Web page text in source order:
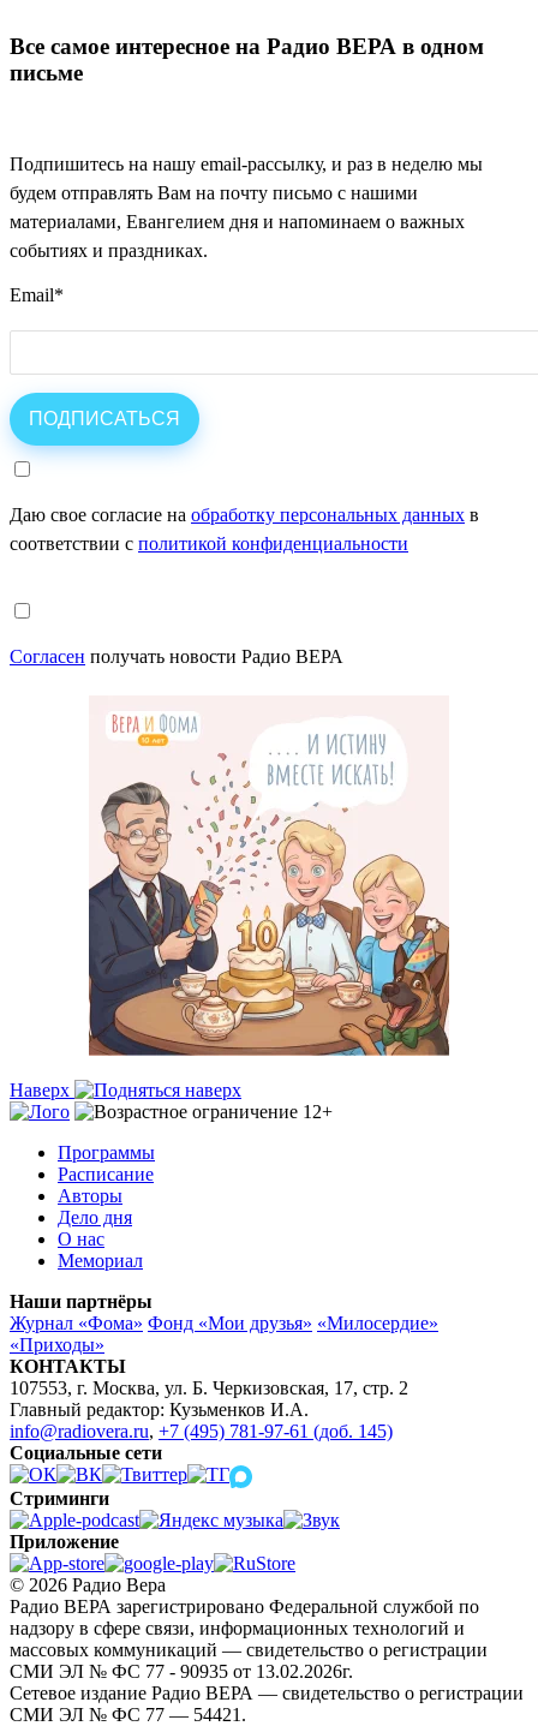
Все самое интересное на Радио ВЕРА в одном
письме
Подпишитесь на нашу email-рассылку, и раз в неделю мы
будем отправлять Вам на почту письмо с нашими
материалами, Евангелием дня и напоминаем о важных
событиях и праздниках.
Email*
Даю свое согласие на обработку персональных данных в
соответствии с политикой конфиденциальности
Согласен получать новости Радио ВЕРА
Наверх
Программы
Расписание
Авторы
Дело дня
О нас
Мемориал
Наши партнёры
Журнал «Фома» Фонд «Мои друзья» «Милосердие»
«Приходы»
КОНТАКТЫ
107553, г. Москва, ул. Б. Черкизовская, 17, стр. 2
Главный редактор: Кузьменков И.А.
info@radiovera.ru, +7 (495) 781-97-61 (доб. 145)
Социальные сети
Стриминги
Приложение
© 2026 Радио Вера
Радио ВЕРА зарегистрировано Федеральной службой по
надзору в сфере связи, информационных технологий и
массовых коммуникаций — свидетельство о регистрации
СМИ ЭЛ № ФС 77 - 90935 от 13.02.2026г.
Сетевое издание Радио ВЕРА — свидетельство о регистрации
СМИ ЭЛ № ФС 77 — 54421.